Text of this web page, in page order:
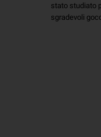
stato studiato
sgradevoli